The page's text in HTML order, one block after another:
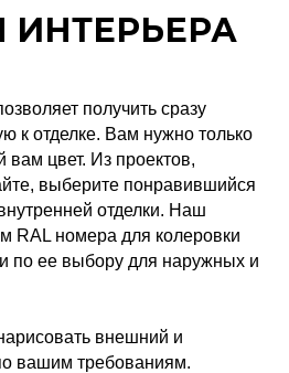
ИНТЕРЬЕРА
получить сразу
к отделке. Вам нужно только
вам цвет. Из проектов,
выберите понравившийся
отделки. Наш
RAL номера для колеровки
по ее выбору для наружных и
внешний и
вашим требованиям.